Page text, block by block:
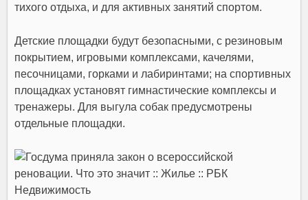
тихого отдыха, и для активных занятий спортом.
Детские площадки будут безопасными, с резиновым
покрытием, игровыми комплексами, качелями,
песочницами, горками и лабиринтами; на спортивных
площадках установят гимнастические комплексы и
тренажеры. Для выгула собак предусмотрены
отдельные площадки.